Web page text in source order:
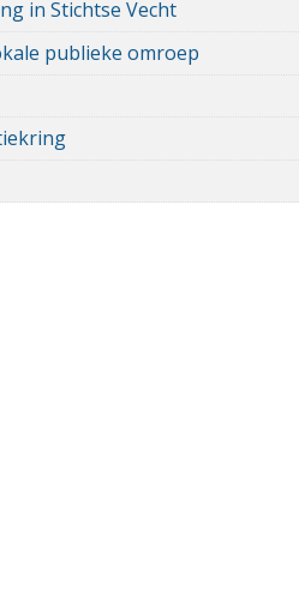
in Stichtse Vecht
publieke omroep